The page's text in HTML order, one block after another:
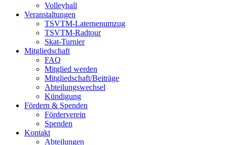
Volleyball
Veranstaltungen
TSVTM-Laternenumzug
TSVTM-Radtour
Skat-Turnier
Mitgliedschaft
FAQ
Mitglied werden
Mitgliedschaft/Beiträge
Abteilungswechsel
Kündigung
Fördern & Spenden
Förderverein
Spenden
Kontakt
Abteilungen